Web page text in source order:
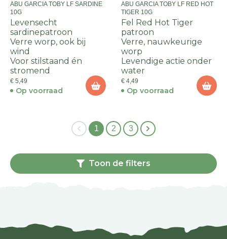
ABU GARCIA TOBY LF SARDINE
10G
Levensecht
sardinepatroon
Verre worp, ook bij
wind
Voor stilstaand én
stromend
€ 5,49
Op voorraad
ABU GARCIA TOBY LF RED HOT
TIGER 10G
Fel Red Hot Tiger
patroon
Verre, nauwkeurige
worp
Levendige actie onder
water
€ 4,49
Op voorraad
1 2 3
Toon de filters